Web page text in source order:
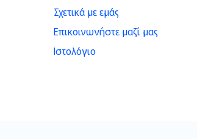
Σχετικά με εμάς
Επικοινωνήστε μαζί μας
Ιστολόγιο